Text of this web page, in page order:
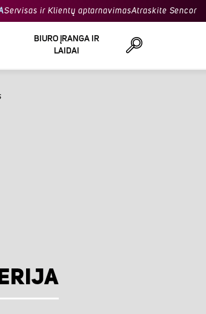
Servisas ir Klientų aptarnavimasAtraskite Sencor
BIURO ĮRANGA IR
LAIDAI